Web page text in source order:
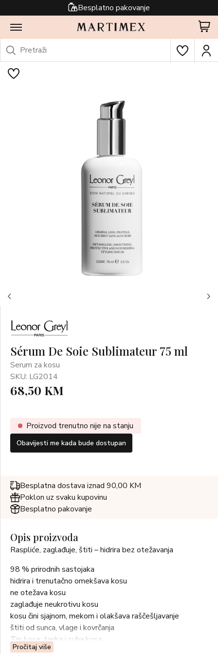
Besplatno pakovanje
Sérum De Soie Sublimateur 75 ml
Serum za kosu
SKU: LG2014
68,50 KM
Proizvod trenutno nije na stanju
Obavijesti me kada bude dostupan
Besplatna dostava iznad 90,00 KM
Poklon uz svaku kupovinu
Besplatno pakovanje
Opis proizvoda
Raspliće, zaglađuje, štiti – hidrira bez otežavanja
98 % prirodnih sastojaka
hidrira i trenutačno omekšava kosu
ne otežava kosu
zaglađuje neukrotivu kosu
kosu čini sjajnom, mekom i olakšava raščešljavanje
štiti od sunca, vlage i kovrčanja
Tip kose: tanka i suha kosa
Pročitaj više